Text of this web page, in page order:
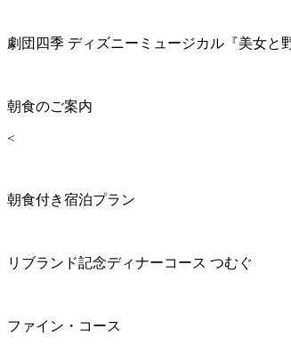
劇団四季 ディズニーミュージカル『美女と
朝食のご案内
<
朝食付き宿泊プラン
リブランド記念ディナーコース つむぐ
ファイン・コース